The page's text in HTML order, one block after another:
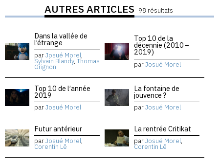
AUTRES ARTICLES 98 résultats
Dans la vallée de
l’étrange
parJosué Morel,
Sylvain Blandy, Thomas
Grignon
Top 10 de la
décennie (2010 –
2019)
parJosué Morel
Top 10 de l’année
2019
parJosué Morel
La fontaine de
jouvence ?
parJosué Morel
Futur antérieur
parJosué Morel,
Corentin Lê
La rentrée Critikat
parJosué Morel,
Corentin Lê